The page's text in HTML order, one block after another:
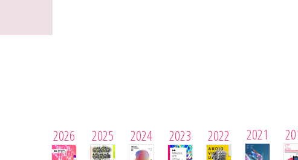
2026 2025 2024 2023 2022 2021